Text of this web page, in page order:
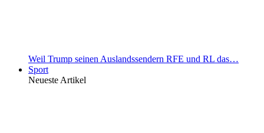
Weil Trump seinen Auslandssendern RFE und RL das…
Sport
Neueste Artikel